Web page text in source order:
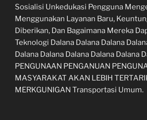
Sosialisi Unkedukasi Pengguna
Menggunakan Layanan Baru,
Diberikan, Dan Bagaimana Mereka
Teknologi Dalana Dalana Dalana
Dalana Dalana Dalana Dalana Dalana
PENGUNAAN PENGANUAN
MASYARAKAT AKAN LEBIH
MERKGUNIGAN Transportasi Umum.